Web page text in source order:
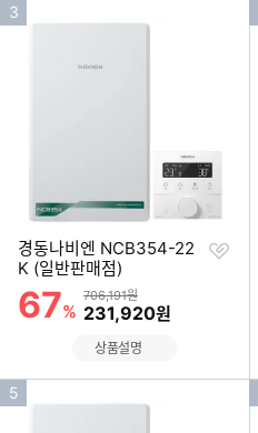
인
3
경동나비엔 NCB354-22
K (일반판매점)
할인률
67%
상품금액
706,191원
할인금액
231,920원
찜
상품설명
인
5